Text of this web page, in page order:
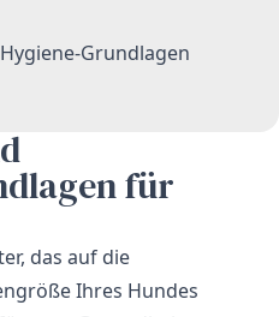
Grundlagen
für
das auf die
Ihres Hundes